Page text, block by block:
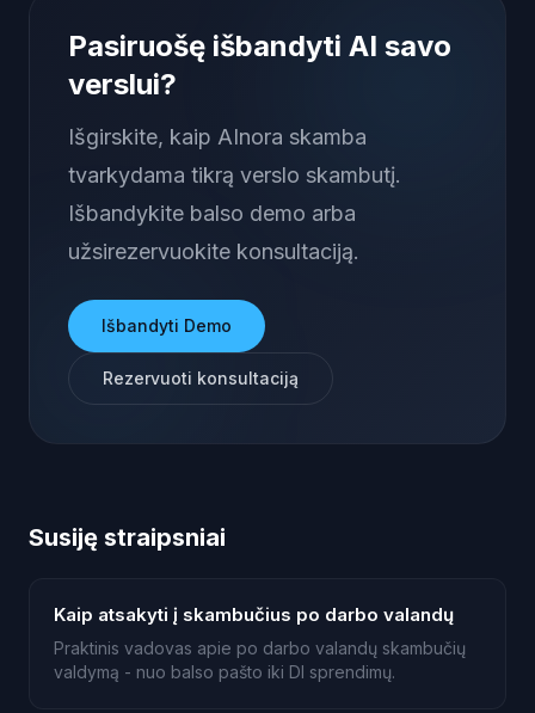
Pasiruošę išbandyti AI savo
verslui?
Išgirskite, kaip AInora skamba
tvarkydama tikrą verslo skambutį.
Išbandykite balso demo arba
užsirezervuokite konsultaciją.
Išbandyti Demo
Rezervuoti konsultaciją
Susiję straipsniai
Kaip atsakyti į skambučius po darbo valandų
Praktinis vadovas apie po darbo valandų skambučių
valdymą - nuo balso pašto iki DI sprendimų.